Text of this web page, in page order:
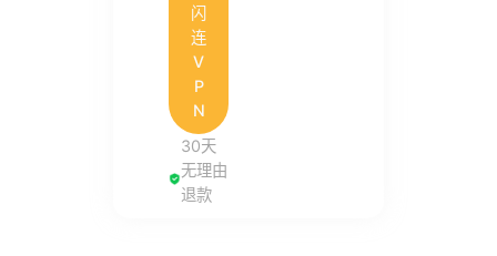
闪
连
V
P
N
30天
无理由
退款